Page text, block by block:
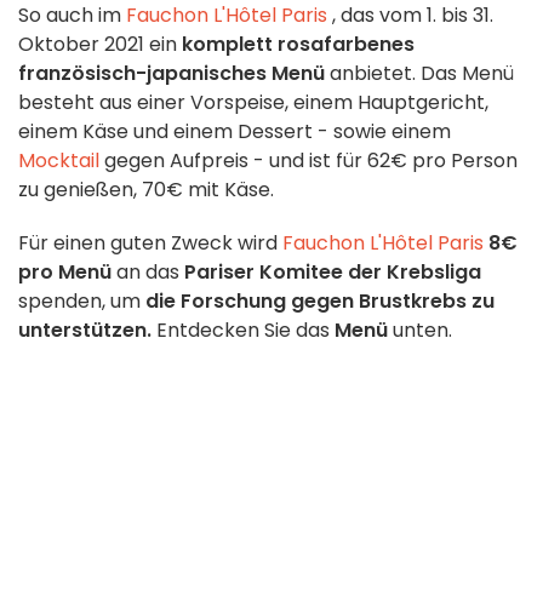
So auch im Fauchon L'Hôtel Paris , das vom 1. bis 31.
Oktober 2021 ein komplett rosafarbenes
französisch-japanisches Menüanbietet. Das Menü
besteht aus einer Vorspeise, einem Hauptgericht,
einem Käse und einem Dessert - sowie einem
Mocktailgegen Aufpreis - und ist für 62€ pro Person
zu genießen, 70€ mit Käse.
Für einen guten Zweck wird Fauchon L'Hôtel Paris 8€
pro Menüan das Pariser Komitee der Krebsliga
spenden, um die Forschung gegen Brustkrebs zu
unterstützen. Entdecken Sie das Menüunten.